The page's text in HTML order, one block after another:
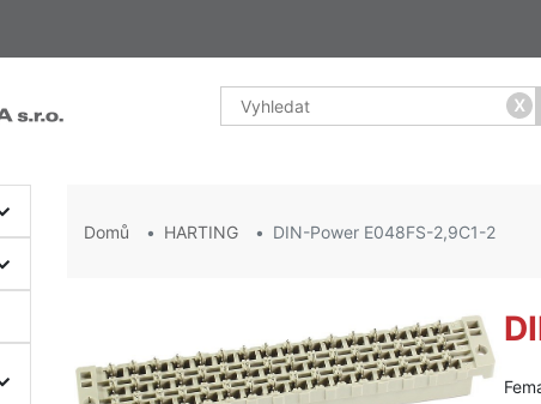
x
Domů HARTING DIN-Power E048FS-2,9C1-2